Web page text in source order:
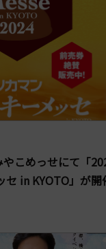
やこめっせにて「
in KYOTO」が開